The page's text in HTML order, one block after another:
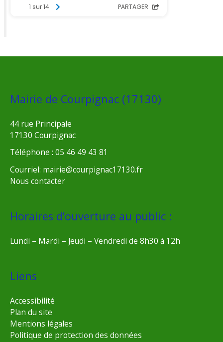
Mairie de Courpignac (17130)
44 rue Principale
17130 Courpignac
Téléphone : 05 46 49 43 81
Courriel: mairie@courpignac17130.fr
Nous contacter
Horaires d’ouverture au public :
Lundi – Mardi – Jeudi – Vendredi de 8h30 à 12h
Liens
Accessibilité
Plan du site
Mentions légales
Politique de protection des données